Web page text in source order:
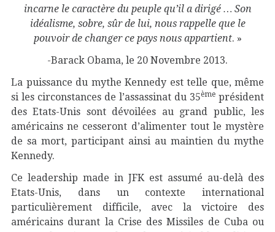
incarne le caractère du peuple qu’il a dirigé … Son
idéalisme, sobre, sûr de lui, nous rappelle que le
pouvoir de changer ce pays nous appartient. »
-Barack Obama, le 20 Novembre 2013.
La puissance du mythe Kennedy est telle que, même
si les circonstances de l’assassinat du 35ème président
des Etats-Unis sont dévoilées au grand public, les
américains ne cesseront d’alimenter tout le mystère
de sa mort, participant ainsi au maintien du mythe
Kennedy.
Ce leadership made in JFK est assumé au-delà des
Etats-Unis, dans un contexte international
particulièrement difficile, avec la victoire des
américains durant la Crise des Missiles de Cuba ou